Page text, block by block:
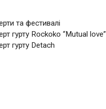
та фестивалі
гурту Rockoko “Mutual love”
гурту Detach